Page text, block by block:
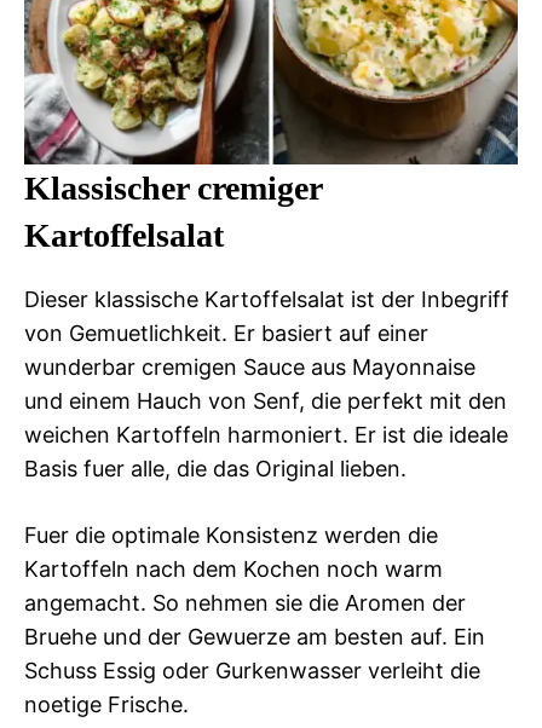
Klassischer cremiger
Kartoffelsalat
Dieser klassische Kartoffelsalat ist der Inbegriff
von Gemuetlichkeit. Er basiert auf einer
wunderbar cremigen Sauce aus Mayonnaise
und einem Hauch von Senf, die perfekt mit den
weichen Kartoffeln harmoniert. Er ist die ideale
Basis fuer alle, die das Original lieben.
Fuer die optimale Konsistenz werden die
Kartoffeln nach dem Kochen noch warm
angemacht. So nehmen sie die Aromen der
Bruehe und der Gewuerze am besten auf. Ein
Schuss Essig oder Gurkenwasser verleiht die
noetige Frische.